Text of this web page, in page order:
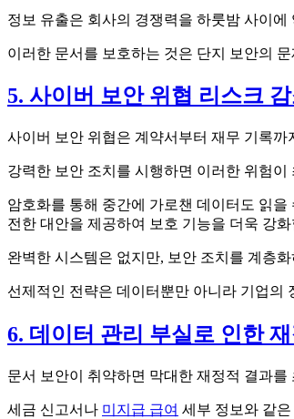
정보 유출은 회사의 경쟁력을 하룻밤 사이에
이러한 문서를 보호하는 것은 단지 보안의
5. 사이버 보안 위협 리스크
사이버 보안 위협은 계약서부터 재무 기록
강력한 보안 조치를 시행하면 이러한 위험이
암호화를 통해 중간에 가로챈 데이터도 읽
전한 대안을 제공하여 보호 기능을 더욱 강화
완벽한 시스템은 없지만, 보안 조치를 계층
선제적인 전략은 데이터뿐만 아니라 기업의
6. 데이터 관리 부실로 인한
문서 보안이 취약하면 막대한 재정적 결과를
세금 신고서나 미지급 급여 세부 정보와 같